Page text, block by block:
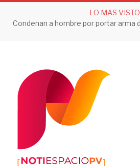
LO MAS VISTO